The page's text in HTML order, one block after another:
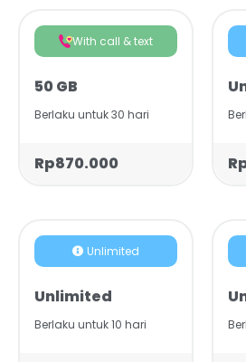
With call & text
50 GB
Berlaku untuk 30 hari
Rp870.000
Unlimited
Unlimited
Berlaku untuk 10 hari